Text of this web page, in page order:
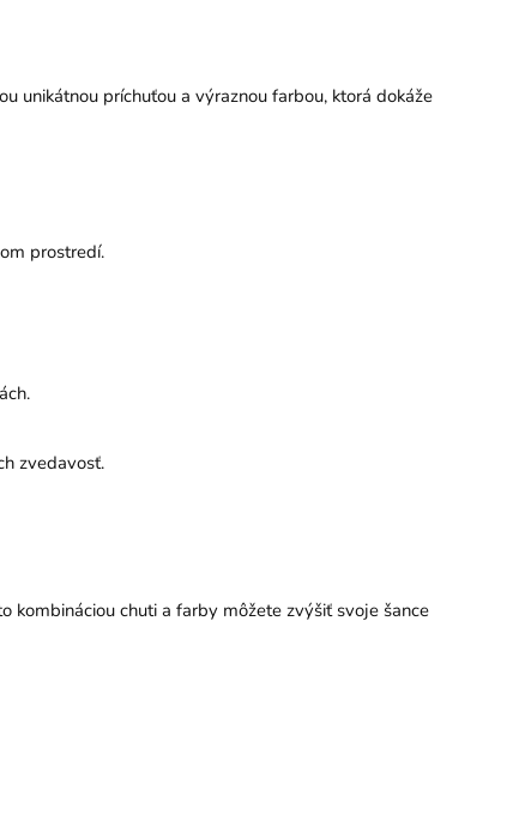
unikátnou príchuťou a výraznou farbou, ktorá dokáže
prostredí.
zvedavosť.
kombináciou chuti a farby môžete zvýšiť svoje šance